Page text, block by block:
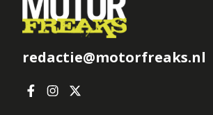
redactie@motorfreaks.nl